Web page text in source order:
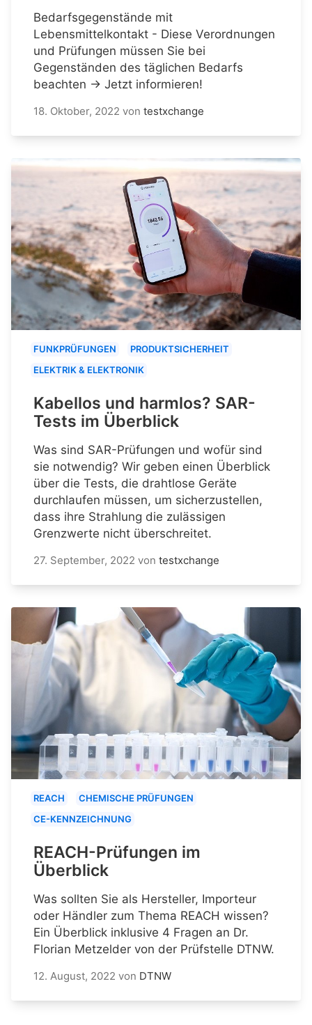
Bedarfsgegenstände mit
Lebensmittelkontakt - Diese Verordnungen
und Prüfungen müssen Sie bei
Gegenständen des täglichen Bedarfs
beachten → Jetzt informieren!
18. Oktober, 2022 von testxchange
FUNKPRÜFUNGEN
PRODUKTSICHERHEIT
ELEKTRIK & ELEKTRONIK
Kabellos und harmlos? SAR-
Tests im Überblick
Was sind SAR-Prüfungen und wofür sind
sie notwendig? Wir geben einen Überblick
über die Tests, die drahtlose Geräte
durchlaufen müssen, um sicherzustellen,
dass ihre Strahlung die zulässigen
Grenzwerte nicht überschreitet.
27. September, 2022 von testxchange
REACH
CHEMISCHE PRÜFUNGEN
CE-KENNZEICHNUNG
REACH-Prüfungen im
Überblick
Was sollten Sie als Hersteller, Importeur
oder Händler zum Thema REACH wissen?
Ein Überblick inklusive 4 Fragen an Dr.
Florian Metzelder von der Prüfstelle DTNW.
12. August, 2022 von DTNW